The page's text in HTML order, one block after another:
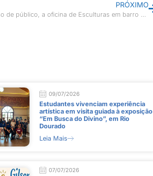
PRÓXIMO
Com sucesso de público, a oficina de Esculturas em barro está de volta!
09/07/2026
Estudantes vivenciam experiência
artística em visita guiada à exposição
“Em Busca do Divino”, em Rio
Dourado
Leia Mais
07/07/2026